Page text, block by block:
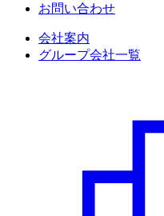
お問い合わせ
会社案内
グループ会社一覧